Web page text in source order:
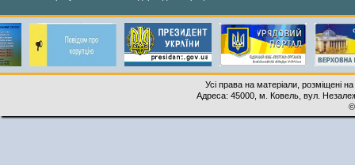
Усі права на матеріали, розміщені
Адреса: 45000, м. Ковель, вул.